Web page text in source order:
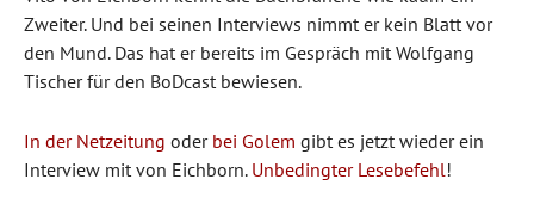
Zweiter. Und bei seinen Interviews nimmt er kein Blatt vor
den Mund. Das hat er bereits im Gespräch mit Wolfgang
Tischer für den BoDcast bewiesen.
In der Netzeitung oder bei Golem gibt es jetzt wieder ein
Interview mit von Eichborn. Unbedingter Lesebefehl!